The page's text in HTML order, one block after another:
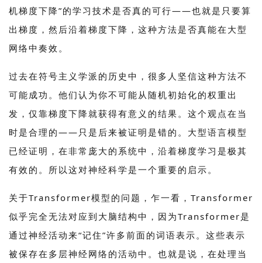
机梯度下降”的学习技术是否真的可行——也就是只要算
出梯度，然后沿着梯度下降，这种方法是否真能在大型
网络中奏效。
过去在符号主义学派的历史中，很多人坚信这种方法不
可能成功。他们认为你不可能从随机初始化的权重出
发，仅靠梯度下降就获得有意义的结果。这个观点在当
时是合理的——只是后来被证明是错的。大型语言模型
已经证明，在非常庞大的系统中，沿着梯度学习是极其
有效的。所以这对神经科学是一个重要的启示。
关于Transformer模型的问题，乍一看，Transformer
似乎完全无法对应到大脑结构中，因为Transformer是
通过神经活动来“记住”许多前面的词语表示。这些表示
被保存在多层神经网络的活动中。也就是说，在处理当